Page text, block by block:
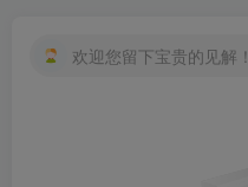
欢迎您留下宝贵的见解！